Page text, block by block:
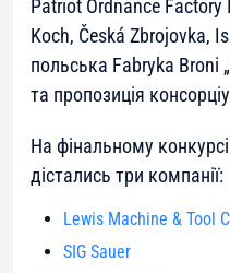
Patriot Ordnance Factory
Koch, Česká Zbrojovka,
польська Fabryka Broni
та пропозиція
На фінальному
дістались три компанії:
Lewis Machine & Tool
SIG Sauer